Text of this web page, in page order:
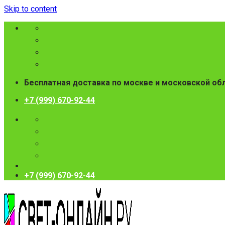
Skip to content
Бесплатная доставка по москве и московской
+7 (999) 670-92-44
+7 (999) 670-92-44